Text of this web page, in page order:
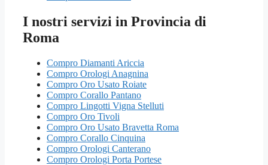
I nostri servizi in Provincia di
Roma
Compro Diamanti Ariccia
Compro Orologi Anagnina
Compro Oro Usato Roiate
Compro Corallo Pantano
Compro Lingotti Vigna Stelluti
Compro Oro Tivoli
Compro Oro Usato Bravetta Roma
Compro Corallo Cinquina
Compro Orologi Canterano
Compro Orologi Porta Portese